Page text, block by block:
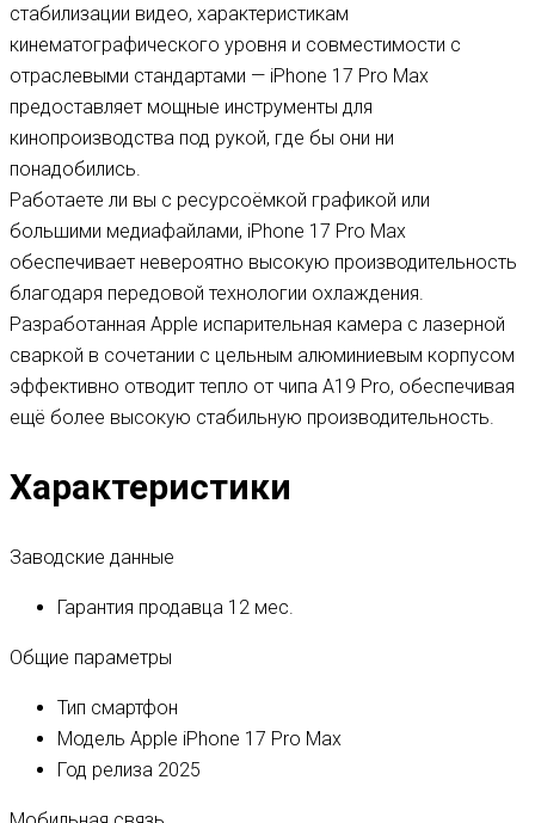
стабилизации видео, характеристикам
кинематографического уровня и совместимости с
отраслевыми стандартами — iPhone 17 Pro Max
предоставляет мощные инструменты для
кинопроизводства под рукой, где бы они ни
понадобились.
Работаете ли вы с ресурсоёмкой графикой или
большими медиафайлами, iPhone 17 Pro Max
обеспечивает невероятно высокую производительность
благодаря передовой технологии охлаждения.
Разработанная Apple испарительная камера с лазерной
сваркой в ​​сочетании с цельным алюминиевым корпусом
эффективно отводит тепло от чипа A19 Pro, обеспечивая
ещё более высокую стабильную производительность.
Характеристики
Заводские данные
Гарантия продавца 12 мес.
Общие параметры
Тип смартфон
Модель Apple iPhone 17 Pro Max
Год релиза 2025